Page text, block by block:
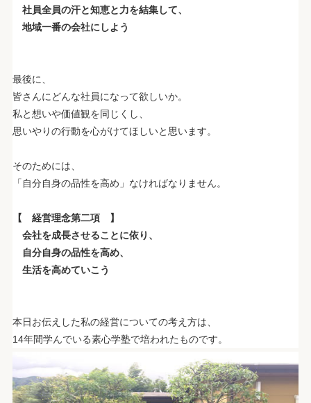
社員全員の汗と知恵と力を結集して、
地域一番の会社にしよう
最後に、
皆さんにどんな社員になって欲しいか。
私と想いや価値観を同じくし、
思いやりの行動を心がけてほしいと思います。
そのためには、
「自分自身の品性を高め」なければなりません。
【 経営理念第二項 】
会社を成長させることに依り、
自分自身の品性を高め、
生活を高めていこう
本日お伝えした私の経営についての考え方は、
14年間学んでいる素心学塾で培われたものです。